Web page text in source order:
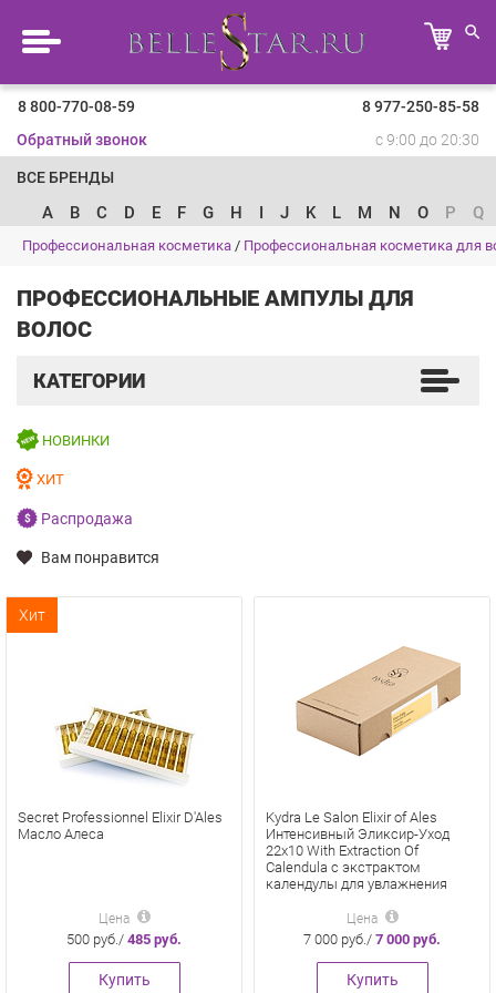
8 800-770-08-59
8 977-250-85-58
Обратный звонок
с 9:00 до 20:30
ВСЕ БРЕНДЫ
A B C D E F G H I J K L M N O P Q
Профессиональная косметика / Профессиональная косметика для
ПРОФЕССИОНАЛЬНЫЕ АМПУЛЫ ДЛЯ
ВОЛОС
КАТЕГОРИИ
НОВИНКИ
ХИТ
Распродажа
Вам понравится
Хит
Secret Professionnel Elixir D'Ales
Масло Алеса
Цена
500 руб./ 485 руб.
Купить
Kydra Le Salon Elixir of Ales
Интенсивный Эликсир-Уход
22x10 With Extraction Of
Calendula с экстрактом
календулы для увлажнения
Цена
7 000 руб./ 7 000 руб.
Купить